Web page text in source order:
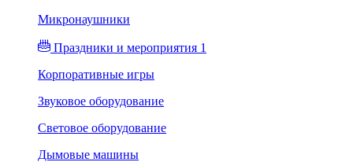
Микронаушники
Праздники и мероприятия 1
Корпоративные игры
Звуковое оборудование
Световое оборудование
Дымовые машины